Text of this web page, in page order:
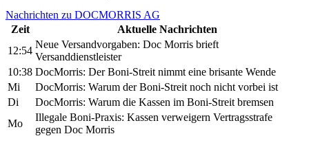
Nachrichten zu DOCMORRIS AG
Zeit
Aktuelle Nachrichten
12:54
Neue Versandvorgaben: Doc Morris brieft
Versanddienstleister
10:38 DocMorris: Der Boni-Streit nimmt eine brisante Wende
Mi
DocMorris: Warum der Boni-Streit noch nicht vorbei ist
Di
DocMorris: Warum die Kassen im Boni-Streit bremsen
Mo
Illegale Boni-Praxis: Kassen verweigern Vertragsstrafe
gegen Doc Morris